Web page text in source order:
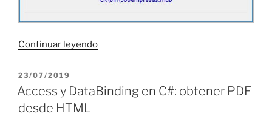
Continuar leyendo«Access
en
PUBLICADO
EL
23/07/2019
Access y DataBinding en C#: obtener PDF
desde HTML